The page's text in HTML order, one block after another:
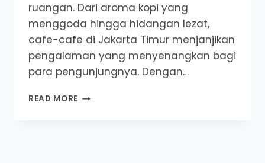
ruangan. Dari aroma kopi yang
menggoda hingga hidangan lezat,
cafe-cafe di Jakarta Timur menjanjikan
pengalaman yang menyenangkan bagi
para pengunjungnya. Dengan…
READ MORE REKOMENDASI